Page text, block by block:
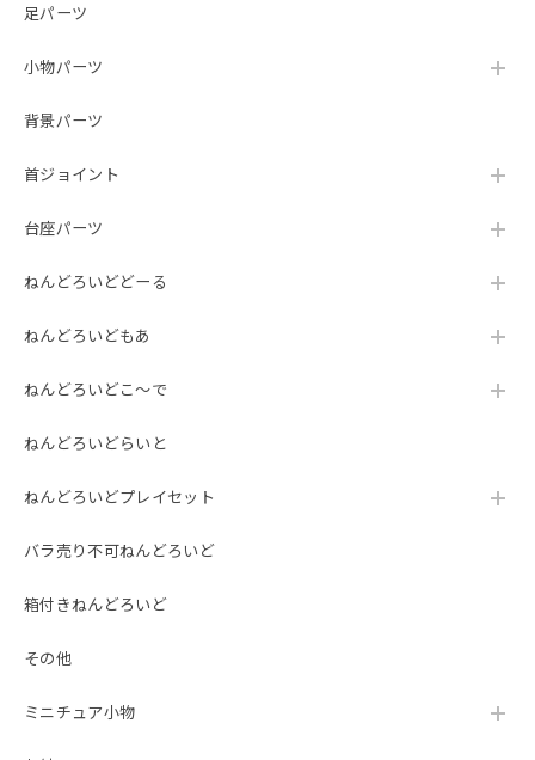
足パーツ
小物パーツ
背景パーツ
首ジョイント
台座パーツ
ねんどろいどどーる
ねんどろいどもあ
ねんどろいどこ～で
ねんどろいどらいと
ねんどろいどプレイセット
バラ売り不可ねんどろいど
箱付きねんどろいど
その他
ミニチュア小物